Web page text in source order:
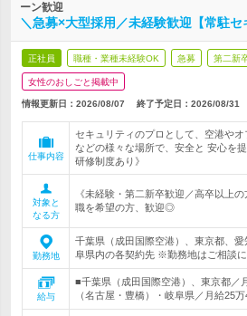
ーン歓迎
＼急募×大型採用／未経験歓迎【常駐セ
正社員 職種・業種未経験OK 急募 第二新
女性のおしごと掲載中
情報更新日：2026/08/07 終了予定日： 2026/08/31
仕事内容
セキュリティのプロとして、空港や
などの様々な場所で、安全と 安心を
研修制度あり》
対象と
なる方
《未経験・第二新卒歓迎／高卒以上
職を希望の方、歓迎◎
勤務地
千葉県（成田国際空港）、東京都、
阜県内の各契約先 ※勤務地はご相談
給与
■千葉県（成田国際空港）、東京都／
（名古屋・豊橋）・岐阜県／月給25